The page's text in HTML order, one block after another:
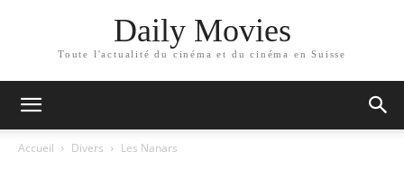
Daily Movies
Toute l'actualité du cinéma et du cinéma en Suisse
Accueil Divers Les Nanars